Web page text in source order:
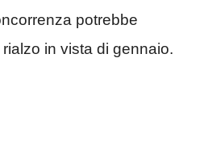
potrebbe
in vista di gennaio.